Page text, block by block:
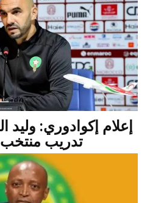
إعلام إكوادوري:
تدريب منتخب